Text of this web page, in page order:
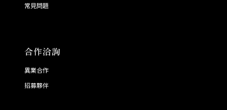
常見問題
合作洽詢
異業合作
招募夥伴